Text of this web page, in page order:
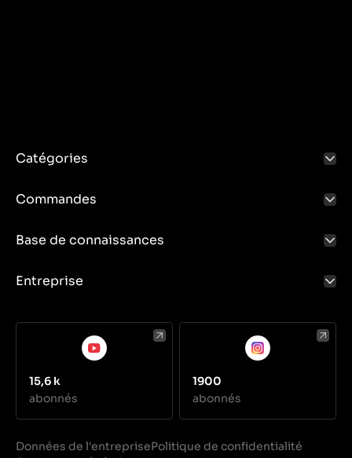
Catégories
Commandes
Base de connaissances
Entreprise
15,6 k
abonnés
1900
abonnés
Données de l'entreprisePolitique de confidentialité